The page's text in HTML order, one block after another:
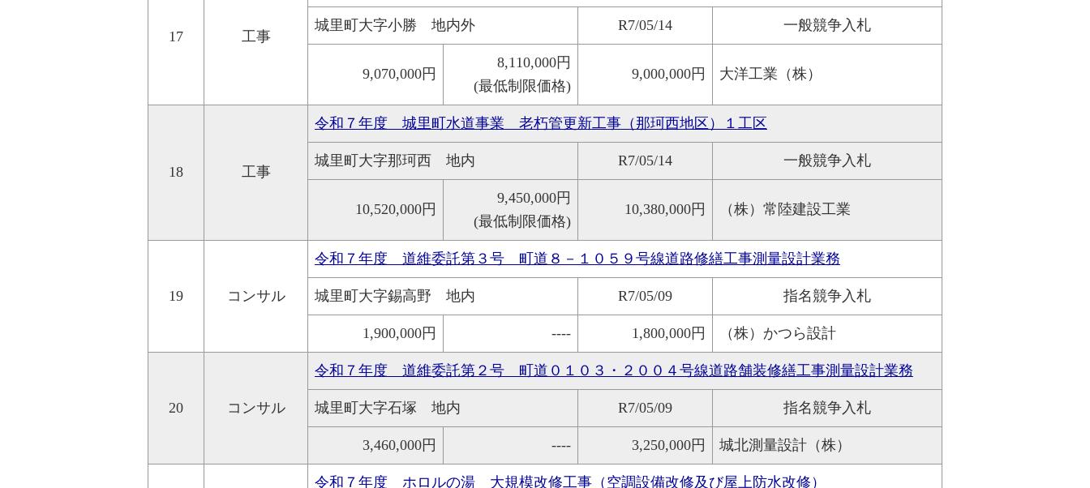
17 工事
城里町大字小勝 地内外 R7/05/14 一般競争入札
9,070,000円
8,110,000円
(最低制限価格)
9,000,000円 大洋工業（株）
18 工事
令和７年度 城里町水道事業 老朽管更新工事（那珂西地区）１工区
城里町大字那珂西 地内 R7/05/14 一般競争入札
10,520,000円
9,450,000円
(最低制限価格)
10,380,000円 （株）常陸建設工業
19 コンサル
令和７年度 道維委託第３号 町道８－１０５９号線道路修繕工事測量設計業務
城里町大字錫高野 地内 R7/05/09 指名競争入札
1,900,000円 ---- 1,800,000円 （株）かつら設計
20 コンサル
令和７年度 道維委託第２号 町道０１０３・２００４号線道路舗装修繕工事測量設計業務
城里町大字石塚 地内 R7/05/09 指名競争入札
3,460,000円 ---- 3,250,000円 城北測量設計（株）
令和７年度 ホロルの湯 大規模改修工事（空調設備改修及び屋上防水改修）